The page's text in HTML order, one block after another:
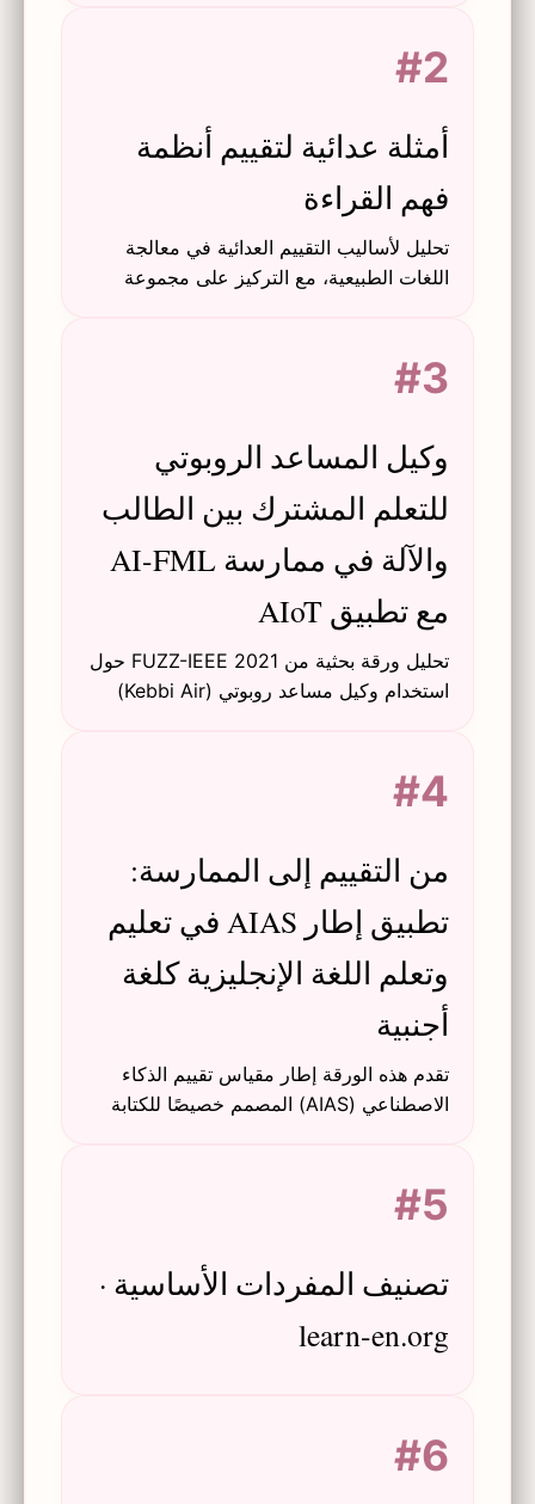
ونظرية استجابة المفردات (IRT).
#2
أمثلة عدائية لتقييم أنظمة
فهم القراءة
تحليل لأساليب التقييم العدائية في معالجة
اللغات الطبيعية، مع التركيز على مجموعة
#3
وكيل المساعد الروبوتي
للتعلم المشترك بين الطالب
والآلة في ممارسة AI-FML
مع تطبيق AIoT
تحليل ورقة بحثية من FUZZ-IEEE 2021 حول
استخدام وكيل مساعد روبوتي (Kebbi Air)
#4
من التقييم إلى الممارسة:
تطبيق إطار AIAS في تعليم
وتعلم اللغة الإنجليزية كلغة
أجنبية
تقدم هذه الورقة إطار مقياس تقييم الذكاء
الاصطناعي (AIAS) المصمم خصيصًا للكتابة
الاصطناعي التوليدي مع تعزيز محو الأمية
الذكاء الاصطناعي والنزاهة الأكاديمية.
#5
تصنيف المفردات الأساسية ·
learn-en.org
#6